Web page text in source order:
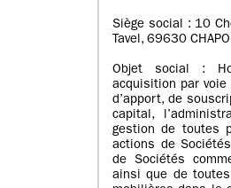
Siège social : 10
Tavel, 69630
Objet social :
acquisition par voie
d’apport, de
capital,
gestion de toutes
actions de
de Sociétés
ainsi que de toutes